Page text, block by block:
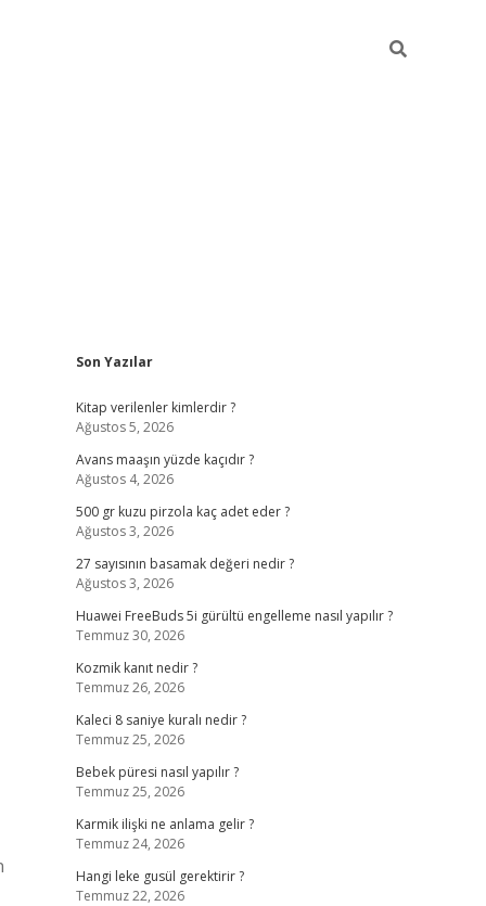
Sidebar
Son Yazılar
Kitap verilenler kimlerdir ?
Ağustos 5, 2026
Avans maaşın yüzde kaçıdır ?
Ağustos 4, 2026
500 gr kuzu pirzola kaç adet eder ?
Ağustos 3, 2026
27 sayısının basamak değeri nedir ?
Ağustos 3, 2026
Huawei FreeBuds 5i gürültü engelleme nasıl yapılır ?
Temmuz 30, 2026
Kozmik kanıt nedir ?
Temmuz 26, 2026
Kaleci 8 saniye kuralı nedir ?
Temmuz 25, 2026
Bebek püresi nasıl yapılır ?
Temmuz 25, 2026
Karmik ilişki ne anlama gelir ?
Temmuz 24, 2026
Hangi leke gusül gerektirir ?
Temmuz 22, 2026
ilbet giriş